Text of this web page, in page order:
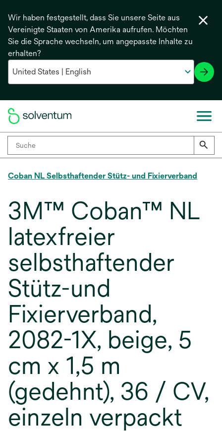
Wir haben festgestellt, dass Sie unsere Seite aus
Vereinigte Staaten von Amerika aufrufen. Möchten
Sie die Sprache wechseln, um angepasste Inhalte zu
erhalten?
Coban NL Selbsthaftender Stütz- und Fixierverband
3M™ Coban™ NL
latexfreier
selbsthaftender
Stütz-und
Fixierverband,
2082-1X, beige, 5
cm x 1,5 m
(gedehnt), 36 / CV,
einzeln verpackt